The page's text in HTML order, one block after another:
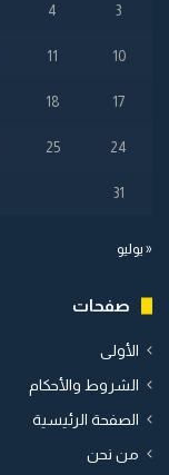
3
4
10
11
17
18
24
25
31
« يوليو
صفحات
الأولى
الشروط والأحكام
الصفحة الرئيسية
من نحن